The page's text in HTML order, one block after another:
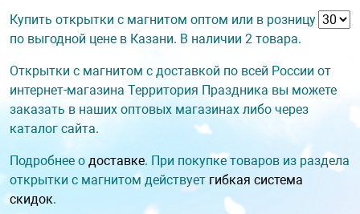
Купить открытки с магнитом оптом или в розницу
по выгодной цене в Казани. В наличии 2 товара.
Открытки с магнитом с доставкой по всей России от
интернет-магазина Территория Праздника вы можете
заказать в наших оптовых магазинах либо через
каталог сайта.
Подробнее о доставке. При покупке товаров из раздела
открытки с магнитом действует гибкая система
скидок.